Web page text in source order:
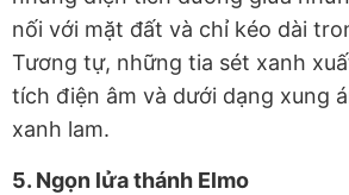
nối với mặt đất và chỉ kéo dài
Tương tự, những tia sét xanh
tích điện âm và dưới dạng xung
xanh lam.
5. Ngọn lửa thánh Elmo